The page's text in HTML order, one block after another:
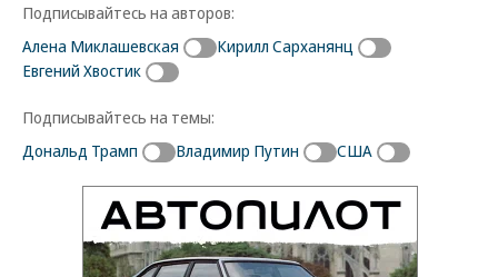
Подписывайтесь на авторов:
Алена Миклашевская
Кирилл Сарханянц
Евгений Хвостик
Подписывайтесь на темы:
Дональд Трамп
Владимир Путин США